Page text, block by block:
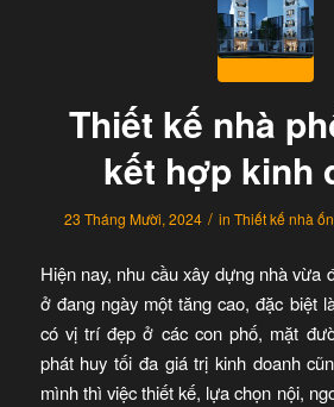
Thiết kế nhà
kết hợp kinh
23 Tháng Mười, 2024 / inThiết kế nhà
Hiện nay, nhu cầu xây dựng nhà vừa
ở đang ngày một tăng cao, đặc biệt
có vị trí đẹp ở các con phố, mặt
phát huy tối đa giá trị kinh doanh
mình thì việc thiết kế, lựa chọn nội,